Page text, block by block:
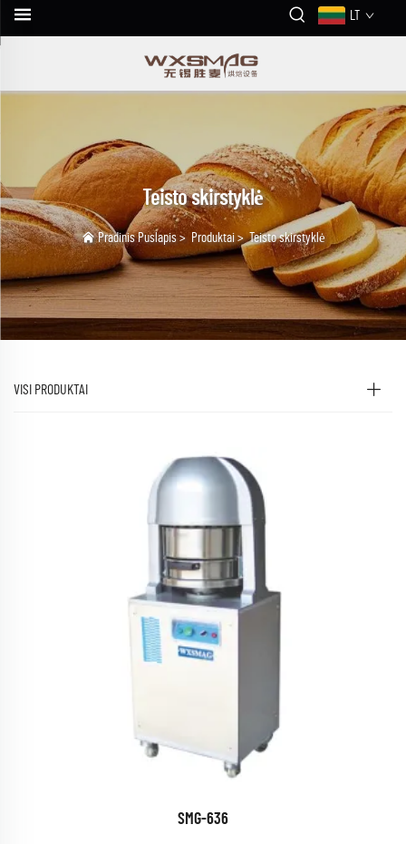
LT
Teisto skirstyklė
Pradinis Puslapis> Produktai>Teisto skirstyklė
VISI PRODUKTAI
SMG-636